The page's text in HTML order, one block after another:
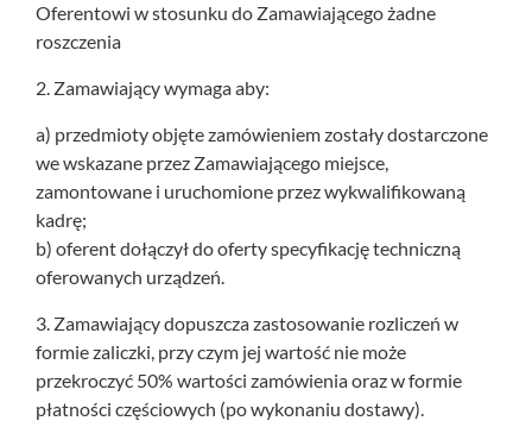
Oferentowi w stosunku do Zamawiającego żadne
roszczenia
2. Zamawiający wymaga aby:
a) przedmioty objęte zamówieniem zostały dostarczone
we wskazane przez Zamawiającego miejsce,
zamontowane i uruchomione przez wykwalifikowaną
kadrę;
b) oferent dołączył do oferty specyfikację techniczną
oferowanych urządzeń.
3. Zamawiający dopuszcza zastosowanie rozliczeń w
formie zaliczki, przy czym jej wartość nie może
przekroczyć 50% wartości zamówienia oraz w formie
płatności częściowych (po wykonaniu dostawy).